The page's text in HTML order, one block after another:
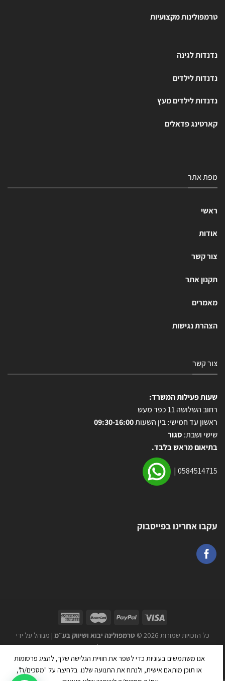
טרמפולינות מקצועיות
נדנדות לגינה
נדנדות לילדים
נדנדות לילדים מעץ
קארטינג פדאלים
מפת אתר
ראשי
אודות
צור קשר
תקנון אתר
מאמרים
הצהרת נגישות
צור קשר
שעות פעילות המשרד:
רחוב השלושה 11 כפר מעש
ראשון עד חמישי: בין השעות09:30-16:00
שישי ושבת: סגור
בתיאום מראש בלבד.
0584514715
|
עקבו אחרינו בפייסבוק
כל הזכויות שמורות 2026 © טרמפולינה יבוא ושיווק בע״מ| מנוהל על ידי
WEmanage - ניהול אתרים
אנו משתמשים בעוגיות כדי לשפר את חוויית הגלישה שלך, להציג פרסומות
או תוכן מותאם אישית, ולנתח את התנועה שלנו. בלחיצה על "מסכים/ה",